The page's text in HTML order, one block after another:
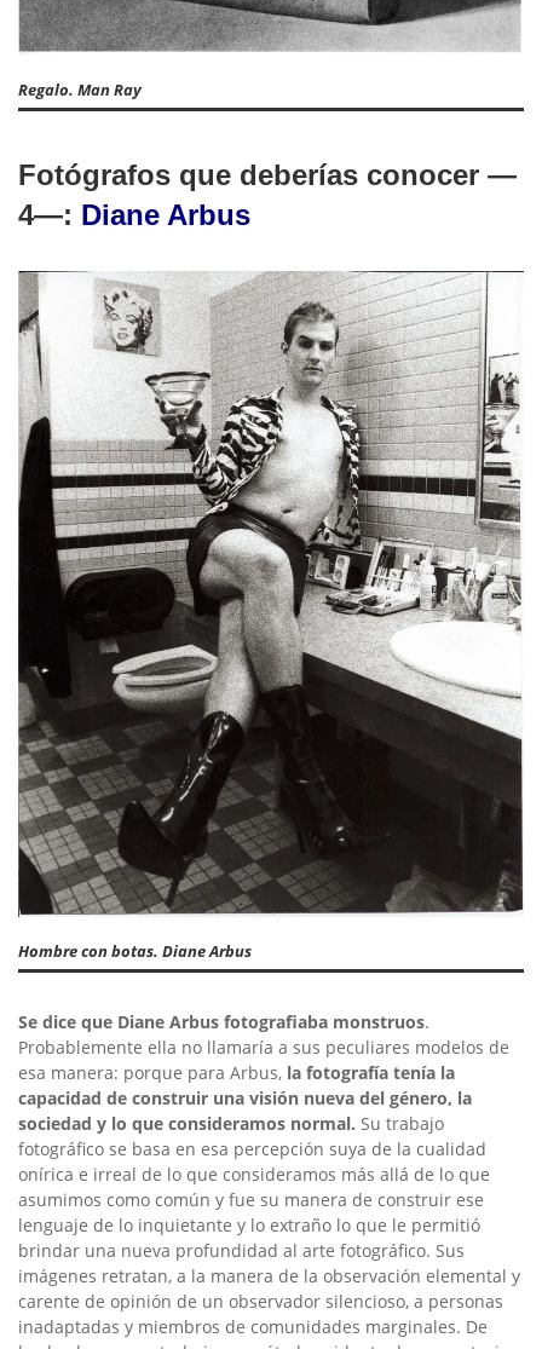
Regalo. Man Ray
Fotógrafos que deberías conocer —
4—: Diane Arbus
Hombre con botas. Diane Arbus
Se dice que Diane Arbus fotografiaba monstruos.
Probablemente ella no llamaría a sus peculiares modelos de
esa manera: porque para Arbus, la fotografía tenía la
capacidad de construir una visión nueva del género, la
sociedad y lo que consideramos normal. Su trabajo
fotográfico se basa en esa percepción suya de la cualidad
onírica e irreal de lo que consideramos más allá de lo que
asumimos como común y fue su manera de construir ese
lenguaje de lo inquietante y lo extraño lo que le permitió
brindar una nueva profundidad al arte fotográfico. Sus
imágenes retratan, a la manera de la observación elemental y
carente de opinión de un observador silencioso, a personas
inadaptadas y miembros de comunidades marginales. De